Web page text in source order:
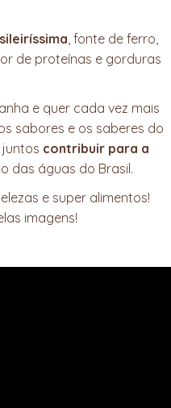
, fonte de ferro,
de proteínas e gorduras
e quer cada vez mais
sabores e os saberes do
contribuir para a
das águas do Brasil.
e super alimentos!
imagens!